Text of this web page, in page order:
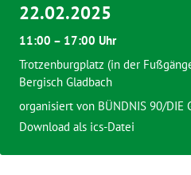
22.02.2025
11:00 – 17:00 Uhr
Trotzenburgplatz (in der
Bergisch Gladbach
organisiert von BÜNDNIS 90/DIE
Download als ics-Datei